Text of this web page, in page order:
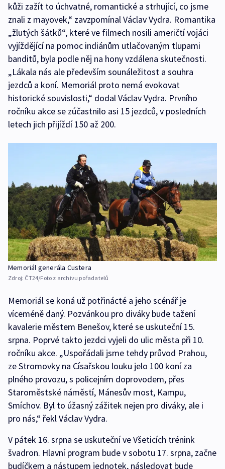
kůži zažít to úchvatné, romantické a strhující, co jsme
znali z mayovek,“ zavzpomínal Václav Vydra. Romantika
„žlutých šátků“, které ve filmech nosili američtí vojáci
vyjíždějící na pomoc indiánům utlačovaným tlupami
banditů, byla podle něj na hony vzdálena skutečnosti.
„Lákala nás ale především sounáležitost a souhra
jezdců a koní. Memoriál proto nemá evokovat
historické souvislosti,“ dodal Václav Vydra. Prvního
ročníku akce se zúčastnilo asi 15 jezdců, v posledních
letech jich přijíždí 150 až 200.
Memoriál generála Custera
Zdroj: ČT24/Foto z archivu pořadatelů
Memoriál se koná už potřinácté a jeho scénář je
víceméně daný. Pozvánkou pro diváky bude tažení
kavalerie městem Benešov, které se uskuteční 15.
srpna. Poprvé takto jezdci vyjeli do ulic města při 10.
ročníku akce. „Uspořádali jsme tehdy průvod Prahou,
ze Stromovky na Císařskou louku jelo 100 koní za
plného provozu, s policejním doprovodem, přes
Staroměstské náměstí, Mánesův most, Kampu,
Smíchov. Byl to úžasný zážitek nejen pro diváky, ale i
pro nás,“ řekl Václav Vydra.
V pátek 16. srpna se uskuteční ve Všeticích trénink
švadron. Hlavní program bude v sobotu 17. srpna, začne
budíčkem a nástupem jednotek, následovat bude